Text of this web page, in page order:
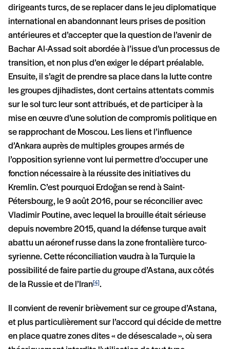
dirigeants turcs, de se replacer dans le jeu diplomatique
international en abandonnant leurs prises de position
antérieures et d’accepter que la question de l’avenir de
Bachar Al-Assad soit abordée à l’issue d’un processus de
transition, et non plus d’en exiger le départ préalable.
Ensuite, il s’agit de prendre sa place dans la lutte contre
les groupes djihadistes, dont certains attentats commis
sur le sol turc leur sont attribués, et de participer à la
mise en œuvre d’une solution de compromis politique en
se rapprochant de Moscou. Les liens et l’influence
d’Ankara auprès de multiples groupes armés de
l’opposition syrienne vont lui permettre d’occuper une
fonction nécessaire à la réussite des initiatives du
Kremlin. C’est pourquoi Erdoğan se rend à Saint-
Pétersbourg, le 9 août 2016, pour se réconcilier avec
Vladimir Poutine, avec lequel la brouille était sérieuse
depuis novembre 2015, quand la défense turque avait
abattu un aéronef russe dans la zone frontalière turco-
syrienne. Cette réconciliation vaudra à la Turquie la
possibilité de faire partie du groupe d’Astana, aux côtés
de la Russie et de l’Iran [4] .
Il convient de revenir brièvement sur ce groupe d’Astana,
et plus particulièrement sur l’accord qui décide de mettre
en place quatre zones dites « de désescalade », où sera